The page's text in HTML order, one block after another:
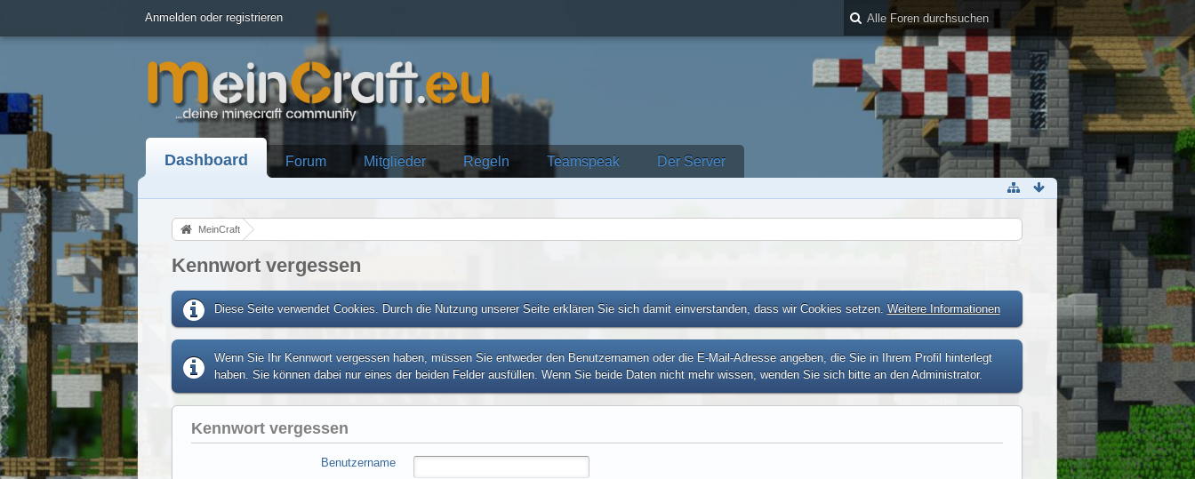
Anmelden oder registrieren
Dashboard Forum Mitglieder Regeln Teamspeak Der Server
MeinCraft
Kennwort vergessen
Diese Seite verwendet Cookies. Durch die Nutzung unserer Seite erklären Sie sich damit einverstanden, dass wir Cookies setzen. Weitere Informationen
Wenn Sie Ihr Kennwort vergessen haben, müssen Sie entweder den Benutzernamen oder die E-Mail-Adresse angeben, die Sie in Ihrem Profil hinterlegt
haben. Sie können dabei nur eines der beiden Felder ausfüllen. Wenn Sie beide Daten nicht mehr wissen, wenden Sie sich bitte an den Administrator.
Kennwort vergessen
Benutzername